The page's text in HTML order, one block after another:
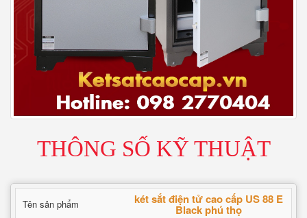
THÔNG SỐ KỸ THUẬT
Tên sản phẩm két sắt điện tử cao cấp US 88 E
Black phú thọ